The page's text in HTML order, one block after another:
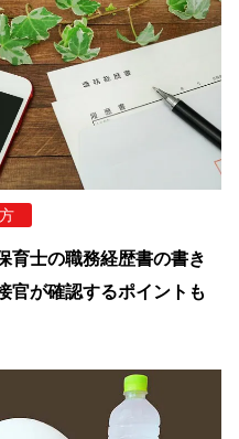
育士の職務経歴書の書き
官が確認するポイントも